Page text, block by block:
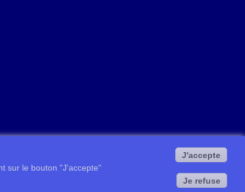
sur le bouton "J'accepte"
J'accepte
Je refuse